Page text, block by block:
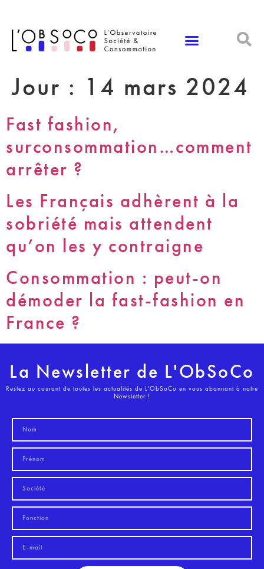
Jour : 14 mars 2024
Fast fashion,
surconsommation…comment
arrêter ?
Les Français adhèrent à la
sobriété mais attendent
qu’on les y contraigne
Consommation : peut-on
démoder la fast-fashion en
France ?
La Newsletter de L'ObSoCo
Restez au courant de toutes les actualités de L'ObSoCo en vous abonnant à notre
Newsletter !